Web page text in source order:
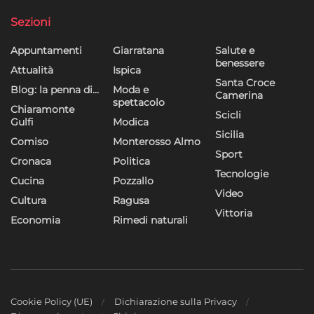
personalizzati, Sviluppare e migliorare i servizi, Utilizzare dati
Funzionalità Sempre attivo
Abbinare e combinare dati provenienti da altre
fonti di dati, Collegare diversi dispositivi,
Identificare i dispositivi in base alle informazioni
trasmesse automaticamente.
Utilizzare dati di geolocalizzazione precisi,
Riconoscere i dispositivi in base a informazioni
richieste attivamente.
e presentare pubblicità e contenuto,
privacy.
Sempre attivo
Sezioni
Appuntamenti
Attualità
Blog: la penna di…
Chiaramonte
Gulfi
Comiso
Cronaca
Cucina
Cultura
Economia
Giarratana
Ispica
Moda e
spettacolo
Modica
Monterosso Almo
Politica
Pozzallo
Ragusa
Rimedi naturali
Salute e
benessere
Santa Croce
Camerina
Scicli
Sicilia
Sport
Tecnologie
Video
Vittoria
Cookie Policy (UE)
Dichiarazione sulla Privacy